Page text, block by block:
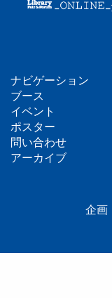
フ
ッ
タ
ナビゲーション
ブース
イベント
ポスター
問い合わせ
アーカイブ
企画